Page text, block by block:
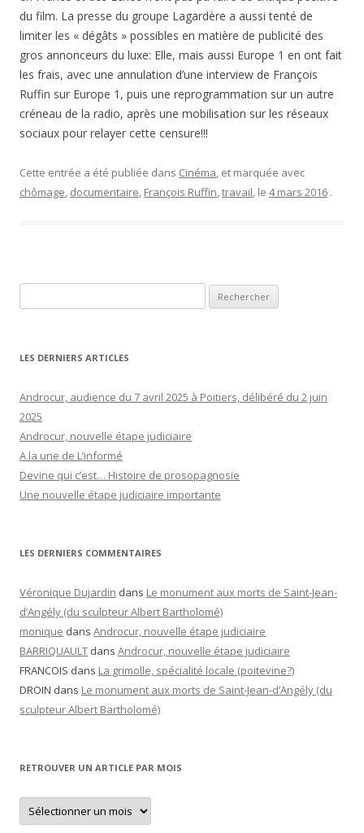
du film. La presse du groupe Lagardère a aussi tenté de
limiter les « dégâts » possibles en matière de publicité des
gros annonceurs du luxe: Elle, mais aussi Europe 1 en ont fait
les frais, avec une annulation d’une interview de François
Ruffin sur Europe 1, puis une reprogrammation sur un autre
créneau de la radio, après une mobilisation sur les réseaux
sociaux pour relayer cette censure!!!
Cette entrée a été publiée dans Cinéma, et marquée avec
chômage, documentaire, François Ruffin,travail, le 4 mars 2016 .
LES DERNIERS ARTICLES
Androcur, audience du 7 avril 2025 à Poitiers, délibéré du 2 juin
2025
Androcur, nouvelle étape judiciaire
A la une de L’informé
Devine qui c’est… Histoire de prosopagnosie
Une nouvelle étape judiciaire importante
LES DERNIERS COMMENTAIRES
Véronique Dujardin dans Le monument aux morts de Saint-Jean-
d’Angély (du sculpteur Albert Bartholomé)
monique dans Androcur, nouvelle étape judiciaire
BARRIQUAULT dans Androcur, nouvelle étape judiciaire
FRANCOIS dans La grimolle, spécialité locale (poitevine?)
DROIN dans Le monument aux morts de Saint-Jean-d’Angély (du
sculpteur Albert Bartholomé)
RETROUVER UN ARTICLE PAR MOIS
Retrouver
un
article